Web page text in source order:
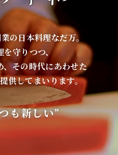
の日本料理なだ万。
を守りつつ、
、その時代にあわせた
供してまいります。
も新しい”